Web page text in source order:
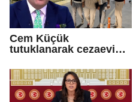
Cem Küçük
tutuklanarak cezaevine